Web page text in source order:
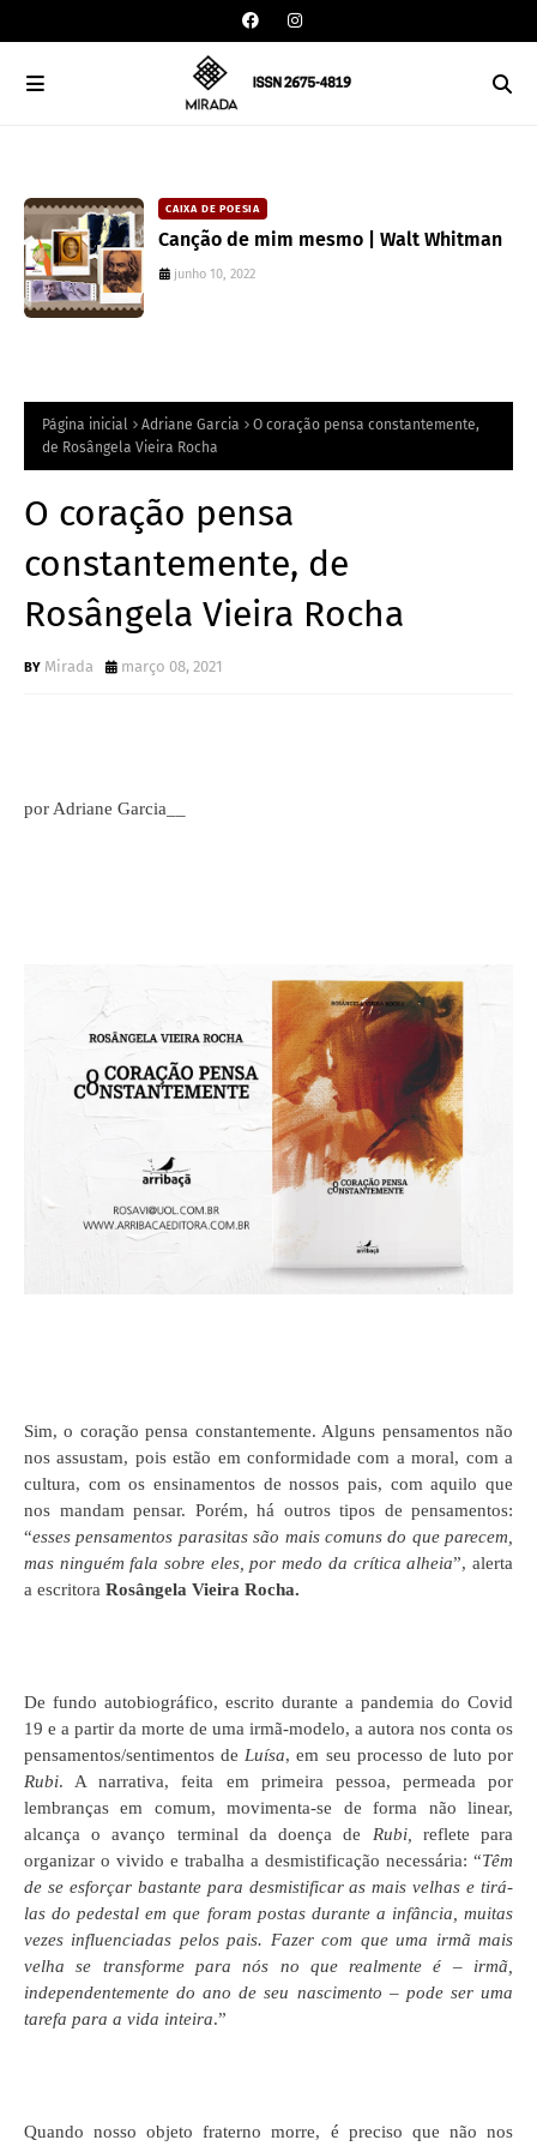
CAIXA DE POESIA
Canção de mim mesmo | Walt Whitman
junho 10, 2022
Página inicial Adriane Garcia
O coração pensa constantemente,
de Rosângela Vieira Rocha
O coração pensa
constantemente, de
Rosângela Vieira Rocha
Mirada março 08, 2021
por Adriane Garcia__
Sim, o coração pensa constantemente. Alguns pensamentos não
nos assustam, pois estão em conformidade com a moral, com a
cultura, com os ensinamentos de nossos pais, com aquilo que
nos mandam pensar. Porém, há outros tipos de pensamentos:
“esses pensamentos parasitas são mais comuns do que parecem,
mas ninguém fala sobre eles, por medo da crítica alheia”, alerta
a escritora Rosângela Vieira Rocha.
De fundo autobiográfico, escrito durante a pandemia do Covid
19 e a partir da morte de uma irmã-modelo, a autora nos conta os
pensamentos/sentimentos de Luísa, em seu processo de luto por
Rubi. A narrativa, feita em primeira pessoa, permeada por
lembranças em comum, movimenta-se de forma não linear,
alcança o avanço terminal da doença de Rubi, reflete para
organizar o vivido e trabalha a desmistificação necessária: “Têm
de se esforçar bastante para desmistificar as mais velhas e tirá-
las do pedestal em que foram postas durante a infância, muitas
vezes influenciadas pelos pais. Fazer com que uma irmã mais
velha se transforme para nós no que realmente é – irmã,
independentemente do ano de seu nascimento – pode ser uma
tarefa para a vida inteira.”
Quando nosso objeto fraterno morre, é preciso que não nos